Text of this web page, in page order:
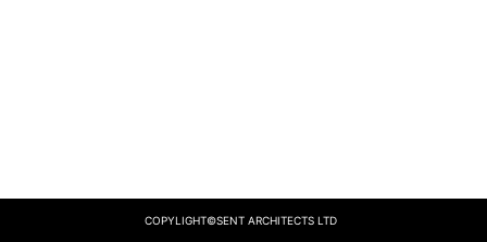
COPYLIGHT©SENT ARCHITECTS LTD